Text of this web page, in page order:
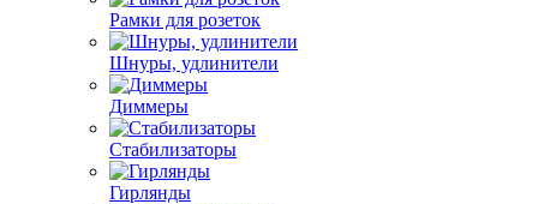
Рамки для розеток
Шнуры, удлинители
Диммеры
Стабилизаторы
Гирлянды